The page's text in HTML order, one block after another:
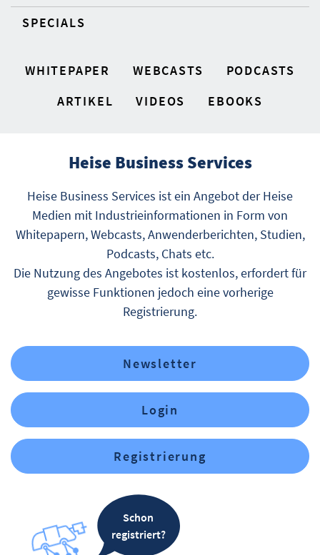
SPECIALS
WHITEPAPER WEBCASTS
PODCASTS
ARTIKEL
VIDEOS EBOOKS
Heise Business Services
Heise Business Services ist ein Angebot der Heise
Medien mit Industrieinformationen in Form von
Whitepapern, Webcasts, Anwenderberichten, Studien,
Podcasts, Chats etc.
Die Nutzung des Angebotes ist kostenlos, erfordert für
gewisse Funktionen jedoch eine vorherige
Registrierung.
Newsletter
Login
Registrierung
Schon
registriert?